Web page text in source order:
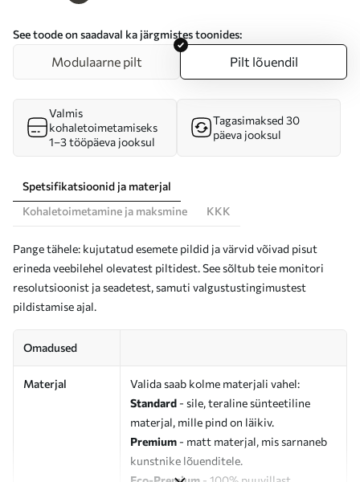
See toode on saadaval ka järgmistes toonides:
Modulaarne pilt Pilt lõuendil
Valmis
kohaletoimetamiseks
1–3 tööpäeva jooksul
Tagasimaksed 30
päeva jooksul
Spetsifikatsioonid ja materjal
Kohaletoimetamine ja maksmine
KKK
Pange tähele: kujutatud esemete pildid ja värvid võivad pisut
erineda veebilehel olevatest piltidest. See sõltub teie monitori
resolutsioonist ja seadetest, samuti valgustustingimustest
pildistamise ajal.
Omadused
Materjal
Valida saab kolme materjali vahel:
Standard - sile, teraline sünteetiline
materjal, mille pind on läikiv.
Premium - matt materjal, mis sarnaneb
kunstnike lõuenditele.